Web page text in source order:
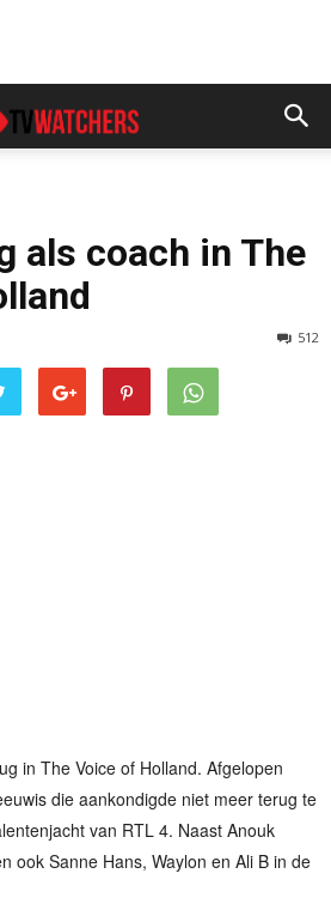
als coach in The
512
in The Voice of Holland. Afgelopen
die aankondigde niet meer terug te
van RTL 4. Naast Anouk
ook Sanne Hans, Waylon en Ali B in de